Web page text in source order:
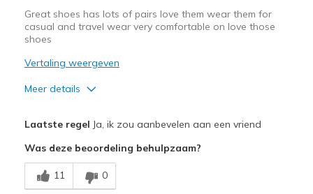
Sizing
Feels true to size
View On Shoes
Great shoes has lots of pairs love them wear them for
casual and travel wear very comfortable on love those
shoes
Vertaling weergeven
Meer details
Breathe Well
Comfortable
Laatste regel Ja, ik zou aanbevelen aan een vriend
Was deze beoordeling behulpzaam?
11 0